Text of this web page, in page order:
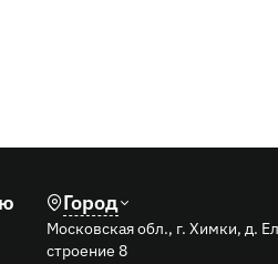
Город
Московская обл., г. Химки, д.
строение 8